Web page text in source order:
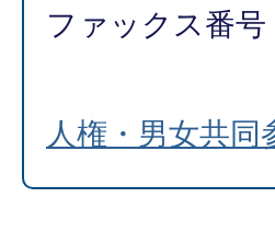
ファックス番
人権・男女共